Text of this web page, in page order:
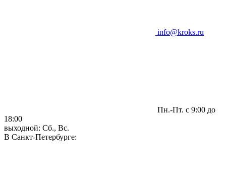
info@kroks.ru
Пн.-Пт. с 9:00 до
18:00
выходной: Сб., Вс.
В Санкт-Петербурге: